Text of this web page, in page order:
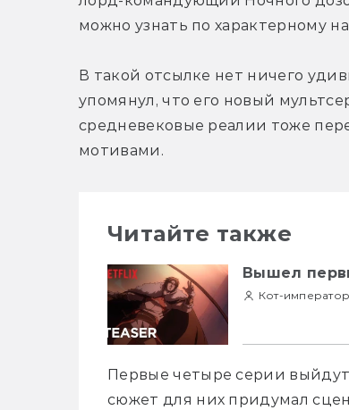
можно узнать по характерному
В такой отсылке нет ничего
упомянул, что его новый
средневековые реалии тоже
мотивами.
Читайте также
Вышел
Кот-император
Первые четыре серии
сюжет для них придумал